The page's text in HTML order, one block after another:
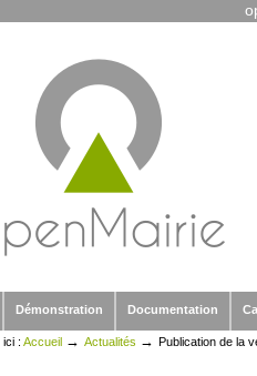
Démonstration Documentation
ici : Accueil → Actualités → Publication de la